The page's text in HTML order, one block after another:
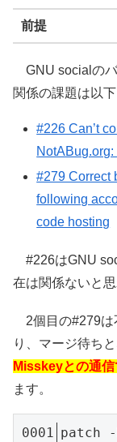
前提
GNU socialの
関係の課題は以下
#226 Can’t
#279 Correct
following
code hosting
#226はGNU
在は関係ないと思
2個目の#279
り、マージ待ち
Misskeyとの通
ます。
patch -